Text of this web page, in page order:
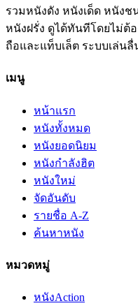
รวมหนังดัง หนังเด็ด หนังช
หนังฝรั่ง ดูได้ทันทีโดยไม่ต้
ถือและแท็บเล็ต ระบบเล่น
เมนู
หน้าแรก
หนังทั้งหมด
หนังยอดนิยม
หนังกำลังฮิต
หนังใหม่
จัดอันดับ
รายชื่อ A-Z
ค้นหาหนัง
หมวดหมู่
หนังAction